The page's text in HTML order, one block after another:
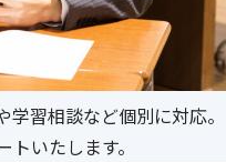
習相談など個別に対応。
いたします。